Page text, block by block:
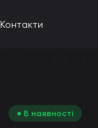
Контакти
● В наявності